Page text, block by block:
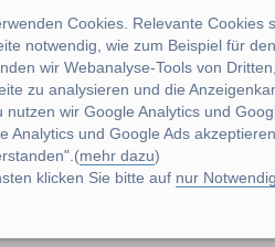
Cookies. Relevante Cookies
notwendig, wie zum Beispiel für
wir Webanalyse-Tools von
zu analysieren und die
nutzen wir Google Analytics und
Analytics und Google Ads
mehr dazu)
klicken Sie bitte auf nur